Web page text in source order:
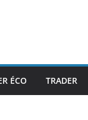
ÉCO TRADER